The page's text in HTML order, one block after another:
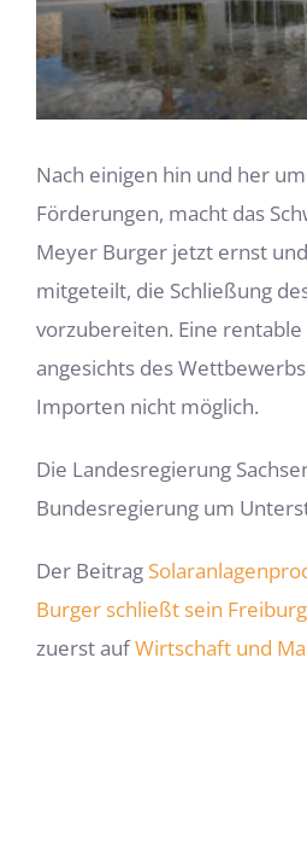
Nach einigen hin und her
Förderungen, macht das
Meyer Burger jetzt ernst
mitgeteilt, die Schließung
vorzubereiten. Eine
angesichts des
Importen nicht möglich.
Die Landesregierung
Bundesregierung um
Der Beitrag
Burger schließt sein
zuerst aufWirtschaft und